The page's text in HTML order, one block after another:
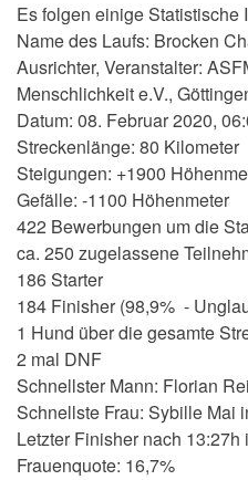
Es folgen einige Statistische
Name des Laufs: Brocken
Ausrichter, Veranstalter:
Menschlichkeit e.V.,
Datum: 08. Februar 2020,
Streckenlänge: 80 Kilometer
Steigungen: +1900
Gefälle: -1100 Höhenmeter
422 Bewerbungen um die
ca. 250 zugelassene
186 Starter
184 Finisher (98,9% -
1 Hund über die gesamte
2 mal DNF
Schnellster Mann: Florian
Schnellste Frau: Sybille Mai
Letzter Finisher nach
Frauenquote: 16,7%